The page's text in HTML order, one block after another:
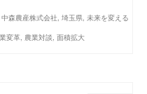
中森農産株式会社, 埼玉県, 未来を変える
変革, 農業対談, 面積拡大